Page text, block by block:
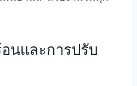
นและการปรับ